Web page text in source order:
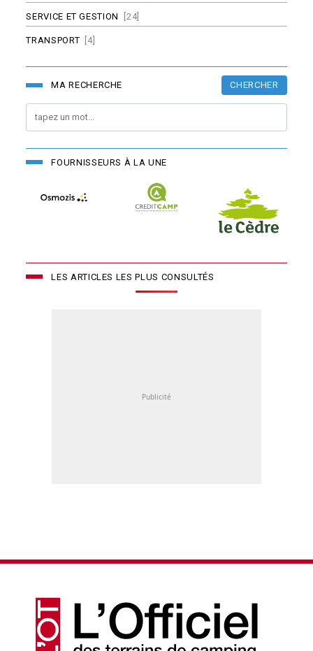
SERVICE ET GESTION [24]
TRANSPORT [4]
MA RECHERCHE CHERCHER
FOURNISSEURS À LA UNE
LES ARTICLES LES PLUS CONSULTÉS